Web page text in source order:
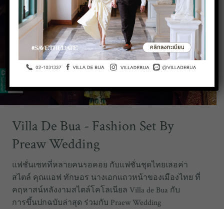
Villa De Bua - Fashion Set By
Preaw Wedding
แฟชั่นเซทที่หลายคนรอคอย กับแฟชั่นชุดไทยเลอค่า
สไตล์ คุณแอฟ ทักษอร นางเอกแถวหน้าของเมืองไทย ที่
คฤหาสน์หลังงามสไตล์โคโลเนียล Villa de Bua กับ
การขึ้นปกฉบับล่าสุด ร่วมกับ Praew Wedding